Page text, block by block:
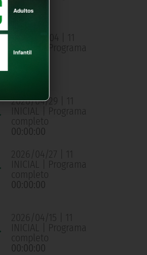
00:00:00
2026/05/04 | 11
INICIAL | Programa
completo
2026/04/29 | 11
INICIAL | Programa
completo
00:00:00
2026/04/27 | 11
INICIAL | Programa
completo
00:00:00
2026/04/15 | 11
INICIAL | Programa
completo
00:00:00